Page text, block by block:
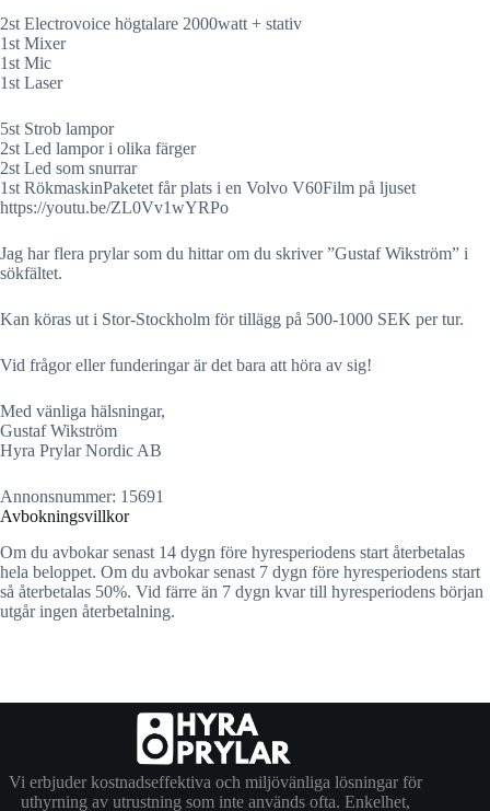
2st Electrovoice högtalare 2000watt + stativ
1st Mixer
1st Mic
1st Laser
5st Strob lampor
2st Led lampor i olika färger
2st Led som snurrar
1st RökmaskinPaketet får plats i en Volvo V60Film på ljuset
https://youtu.be/ZL0Vv1wYRPo
Jag har flera prylar som du hittar om du skriver ”Gustaf Wikström” i
sökfältet.
Kan köras ut i Stor-Stockholm för tillägg på 500-1000 SEK per tur.
Vid frågor eller funderingar är det bara att höra av sig!
Med vänliga hälsningar,
Gustaf Wikström
Hyra Prylar Nordic AB
Annonsnummer: 15691
Avbokningsvillkor
Om du avbokar senast 14 dygn före hyresperiodens start återbetalas
hela beloppet. Om du avbokar senast 7 dygn före hyresperiodens start
så återbetalas 50%. Vid färre än 7 dygn kvar till hyresperiodens början
utgår ingen återbetalning.
Vi erbjuder kostnadseffektiva och miljövänliga lösningar för
uthyrning av utrustning som inte används ofta. Enkelhet,